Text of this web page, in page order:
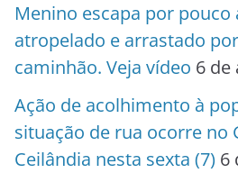
Menino escapa por pouco
atropelado e arrastado por
caminhão. Veja vídeo 6 de
Ação de acolhimento à
situação de rua ocorre no
Ceilândia nesta sexta (7) 6